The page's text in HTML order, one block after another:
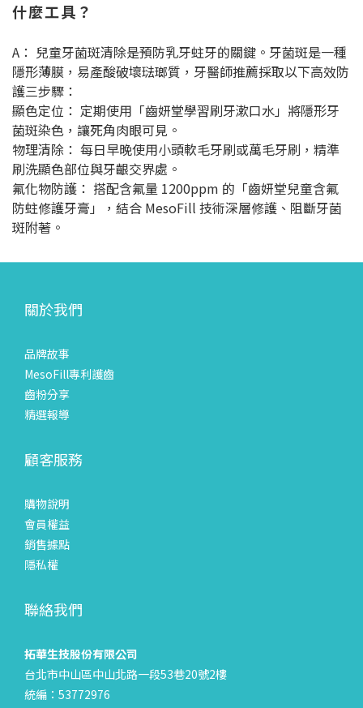
什麼工具？
A： 兒童牙菌斑清除是預防乳牙蛀牙的關鍵。牙菌斑是一種
隱形薄膜，易產酸破壞琺瑯質，牙醫師推薦採取以下高效防
護三步驟：
顯色定位： 定期使用「齒妍堂學習刷牙漱口水」將隱形牙
菌斑染色，讓死角肉眼可見。
物理清除： 每日早晚使用小頭軟毛牙刷或萬毛牙刷，精準
刷洗顯色部位與牙齦交界處。
氟化物防護： 搭配含氟量 1200ppm 的「齒妍堂兒童含氟
防蛀修護牙膏」，結合 MesoFill 技術深層修護、阻斷牙菌
斑附著。
關於我們
品牌故事
MesoFill專利護齒
齒粉分享
精選報導
顧客服務
購物說明
會員權益
銷售據點
隱私權
聯絡我們
拓華生技股份有限公司
台北市中山區中山北路一段53巷20號2樓
統編：53772976